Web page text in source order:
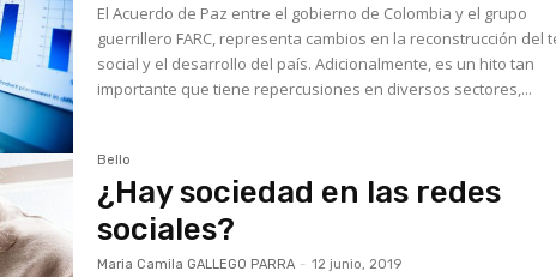
El Acuerdo de Paz entre el gobierno de Colombia y el grupo
guerrillero FARC, representa cambios en la reconstrucción del
social y el desarrollo del país. Adicionalmente, es un hito tan
importante que tiene repercusiones en diversos sectores,...
Bello
¿Hay sociedad en las redes
sociales?
Maria Camila GALLEGO PARRA - 12 junio, 2019